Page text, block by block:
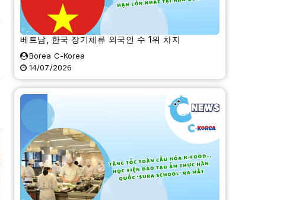
베트남, 한국 장기체류 외국인 수 1위 차지
Borea C-Korea
14/07/2026